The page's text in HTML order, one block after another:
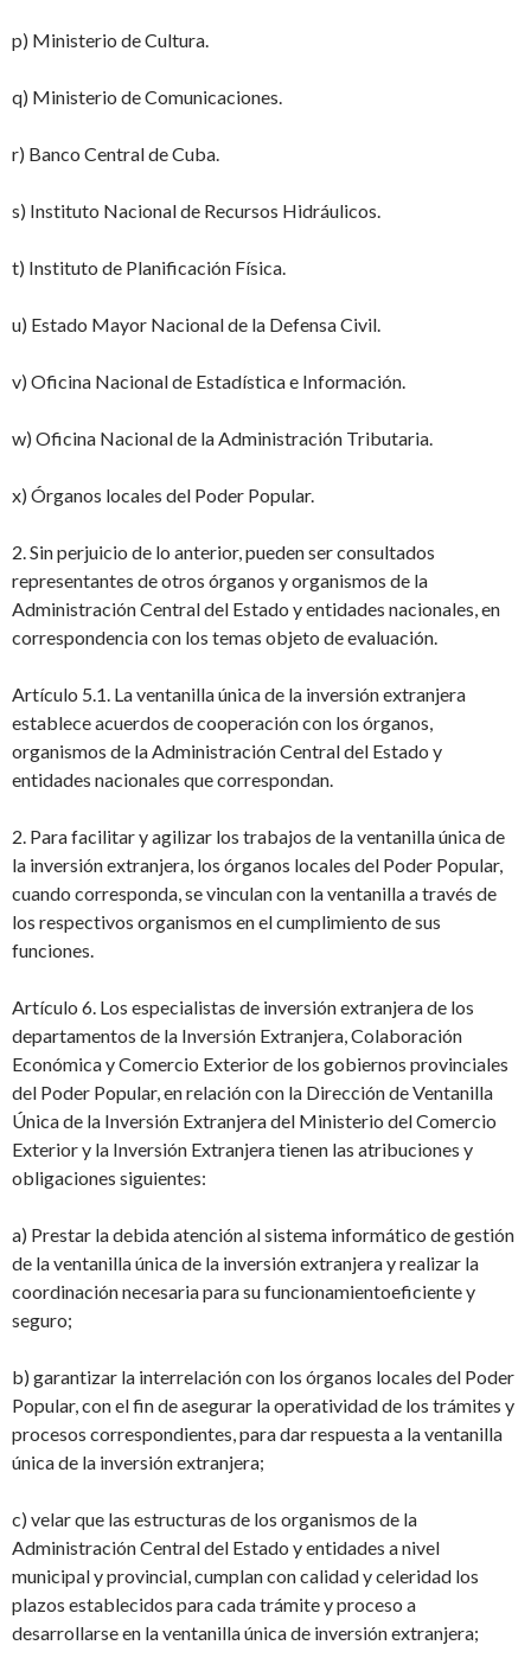
p) Ministerio de Cultura.
q) Ministerio de Comunicaciones.
r) Banco Central de Cuba.
s) Instituto Nacional de Recursos Hidráulicos.
t) Instituto de Planificación Física.
u) Estado Mayor Nacional de la Defensa Civil.
v) Oficina Nacional de Estadística e Información.
w) Oficina Nacional de la Administración Tributaria.
x) Órganos locales del Poder Popular.
2. Sin perjuicio de lo anterior, pueden ser consultados
representantes de otros órganos y organismos de la
Administración Central del Estado y entidades nacionales, en
correspondencia con los temas objeto de evaluación.
Artículo 5.1. La ventanilla única de la inversión extranjera
establece acuerdos de cooperación con los órganos,
organismos de la Administración Central del Estado y
entidades nacionales que correspondan.
2. Para facilitar y agilizar los trabajos de la ventanilla única de
la inversión extranjera, los órganos locales del Poder Popular,
cuando corresponda, se vinculan con la ventanillaa través de
los respectivos organismos en el cumplimiento de sus
funciones.
Artículo 6. Los especialistas de inversión extranjera de los
departamentos de la Inversión Extranjera, Colaboración
Económica y Comercio Exterior de los gobiernos provinciales
del Poder Popular, en relación con la Dirección de Ventanilla
Única de la Inversión Extranjera del Ministerio del Comercio
Exterior y la Inversión Extranjera tienen las atribuciones y
obligaciones siguientes:
a) Prestar la debida atención al sistema informático de gestión
de la ventanilla única de la inversión extranjera y realizar la
coordinación necesaria para su funcionamientoeficiente y
seguro;
b) garantizar la interrelación con los órganos locales del Poder
Popular, con el fin de asegurar la operatividad de los trámites y
procesos correspondientes, para dar respuesta a la ventanilla
única de la inversión extranjera;
c) velar que las estructuras de los organismos de la
Administración Central del Estado yentidades a nivel
municipal y provincial, cumplan con calidad y celeridad los
plazos establecidos para cada trámite y proceso a
desarrollarse en la ventanilla única de inversión extranjera;